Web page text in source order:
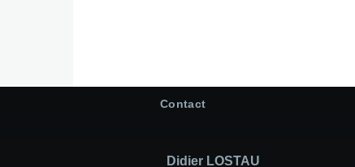
Contact
Didier LOSTAU